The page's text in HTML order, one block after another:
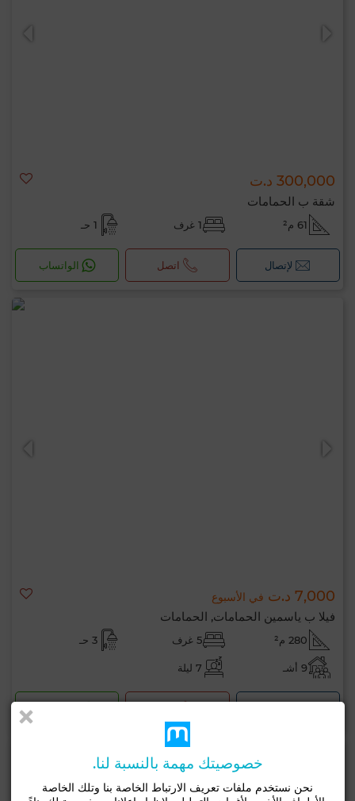
300,000 د.ت
شقة ب الحمامات
61 م² 1 غرف 1 حـ
لإتصال اتصل الواتساب
7,000 د.ت في الأسبوع
فيلا ب ياسمين الحمامات, الحمامات
280 م² 5 غرف 3 حـ
9 أشـ 7 ليلة
خصوصيتك مهمة بالنسبة لنا.
نحن نستخدم ملفات تعريف الارتباط الخاصة بنا وتلك الخاصة